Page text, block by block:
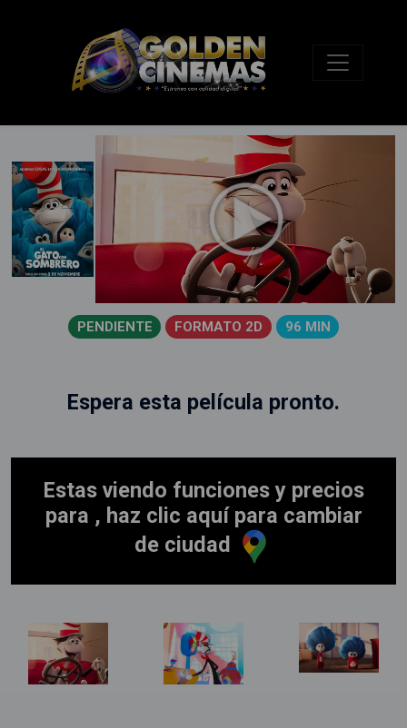
PENDIENTE FORMATO 2D 96 MIN
Espera esta película pronto.
Estas viendo funciones y precios
para , haz clic aquí para cambiar
de ciudad